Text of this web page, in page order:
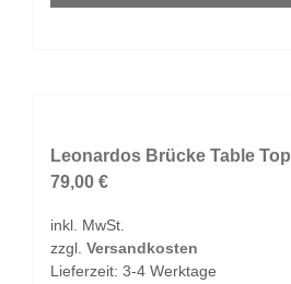
gewählt
Leonardos Brücke Table Top
79,00 €
inkl. MwSt.
zzgl. Versandkosten
Lieferzeit: 3-4 Werktage